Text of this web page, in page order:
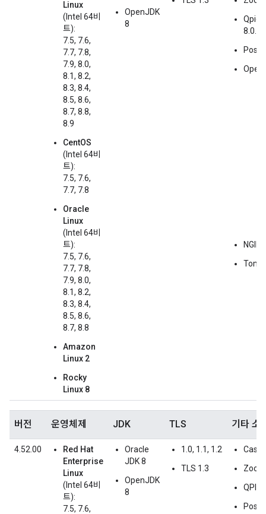
Linux
(Intel 64비
트):
7.5, 7.6,
7.7, 7.8,
7.9, 8.0,
8.1, 8.2,
8.3, 8.4,
8.5, 8.6,
8.7, 8.8,
8.9
CentOS
(Intel 64비
트):
7.5, 7.6,
7.7, 7.8
Oracle
Linux
(Intel 64비
트):
7.5, 7.6,
7.7, 7.8,
7.9, 8.0,
8.1, 8.2,
8.3, 8.4,
8.5, 8.6,
8.7, 8.8
Amazon
Linux 2
Rocky
Linux 8
OpenJDK
8
Qpid
8.0.6
버전 운영체제 JDK TLS 기타 소
4.52.00
Red Hat
Enterprise
Linux
(Intel 64비
트):
7.5, 7.6,
Oracle
JDK 8
OpenJDK
8
1.0, 1.1, 1.2
TLS 1.3
QPID